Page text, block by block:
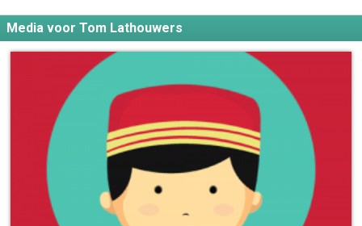
Media voor Tom Lathouwers